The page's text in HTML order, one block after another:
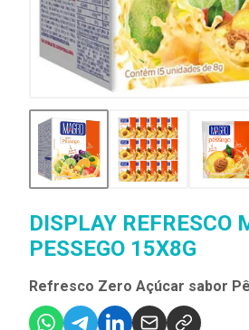
DISPLAY REFRESCO
PESSEGO 15X8G
Refresco Zero Açúcar sabor